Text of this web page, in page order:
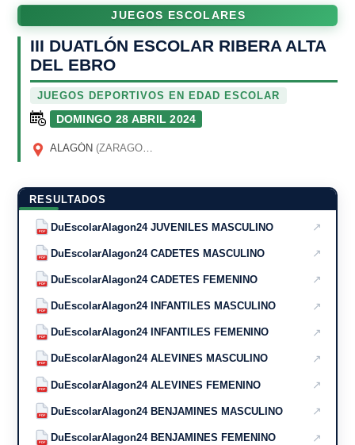
JUEGOS ESCOLARES
III DUATLÓN ESCOLAR RIBERA ALTA
DEL EBRO
JUEGOS DEPORTIVOS EN EDAD ESCOLAR
DOMINGO 28 ABRIL 2024
ALAGÓN (ZARAGOZA)
RESULTADOS
PDF DuEscolarAlagon24 JUVENILES MASCULINO ↗
PDF DuEscolarAlagon24 CADETES MASCULINO ↗
PDF DuEscolarAlagon24 CADETES FEMENINO ↗
PDF DuEscolarAlagon24 INFANTILES MASCULINO ↗
PDF DuEscolarAlagon24 INFANTILES FEMENINO ↗
PDF DuEscolarAlagon24 ALEVINES MASCULINO ↗
PDF DuEscolarAlagon24 ALEVINES FEMENINO ↗
PDF DuEscolarAlagon24 BENJAMINES MASCULINO ↗
PDF DuEscolarAlagon24 BENJAMINES FEMENINO ↗